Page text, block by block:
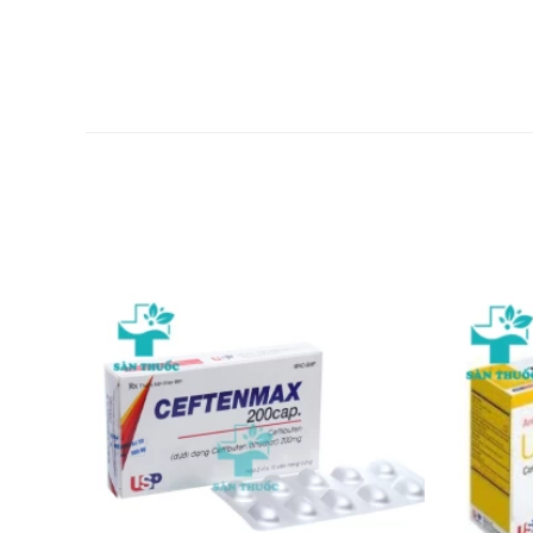
Dùng Diacerein đôi khi có thể làm cho nước tiểu
phẩm này với các loại thuốc khác.
XỬ TRÍ KHI QUÁ LIỀU
Trong các trường hợp khẩn cấp hoặc dùng quá liều
cho bác sĩ đơn thuốc đang dùng, các thuốc đang
XỬ TRÍ KHI QUÊN LIỀU
Bạn nên dùng thuốc đúng theo đơn của bác sĩ. Tuy